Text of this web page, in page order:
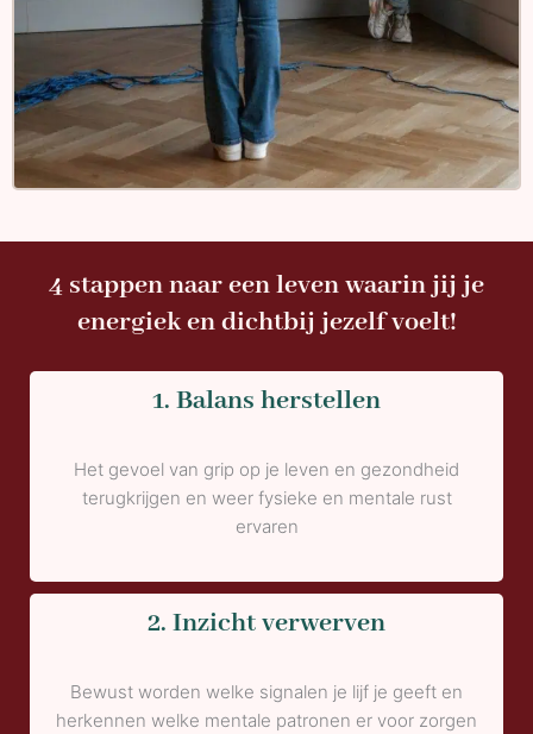
4 stappen naar een leven waarin jij je
energiek en dichtbij jezelf voelt!
1. Balans herstellen
Het gevoel van grip op je leven en gezondheid
terugkrijgen en weer fysieke en mentale rust
ervaren
2. Inzicht verwerven
Bewust worden welke signalen je lijf je geeft en
herkennen welke mentale patronen er voor zorgen